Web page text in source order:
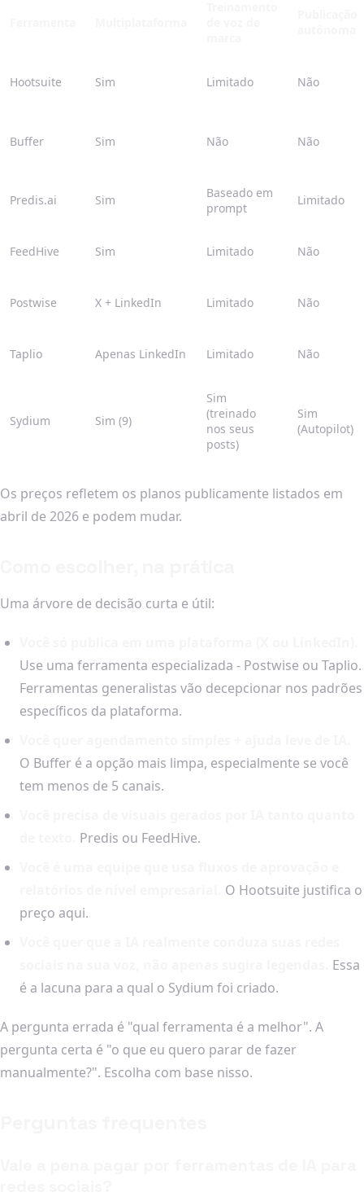
Hootsuite Sim Limitado Não
Buffer Sim Não Não
Predis.ai Sim
Baseado em
prompt
Limitado
FeedHive Sim Limitado Não
Postwise X + LinkedIn Limitado Não
Taplio Apenas LinkedIn Limitado Não
Sydium Sim (9)
Sim
(treinado
nos seus
posts)
Sim
(Autopilot)
Os preços refletem os planos publicamente listados em
abril de 2026 e podem mudar.
Uma árvore de decisão curta e útil:
Use uma ferramenta especializada - Postwise ou Taplio.
Ferramentas generalistas vão decepcionar nos padrões
específicos da plataforma.
O Buffer é a opção mais limpa, especialmente se você
tem menos de 5 canais.
Predis ou FeedHive.
O Hootsuite justifica o
preço aqui.
Essa
é a lacuna para a qual o Sydium foi criado.
A pergunta errada é "qual ferramenta é a melhor". A
pergunta certa é "o que eu quero parar de fazer
manualmente?". Escolha com base nisso.